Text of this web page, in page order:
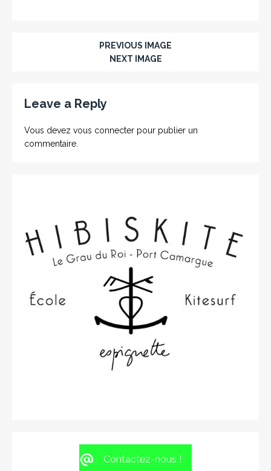
PREVIOUS IMAGE
NEXT IMAGE
Leave a Reply
Vous devez vous connecter pour publier un
commentaire.
Contactez-nous !